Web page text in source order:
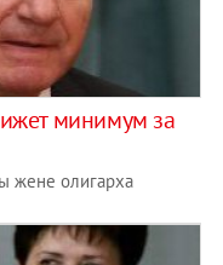
минимум за
жене олигарха